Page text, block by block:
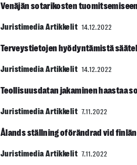
Venäjän sotarikosten
Juristimedia Artikkelit 14.12.2022
Terveystietojen hyödyntämistä
Juristimedia Artikkelit 14.12.2022
Teollisuusdatan jakaminen haastaa
Juristimedia Artikkelit 7.11.2022
Ålands ställning oförändrad vid
Juristimedia Artikkelit 7.11.2022